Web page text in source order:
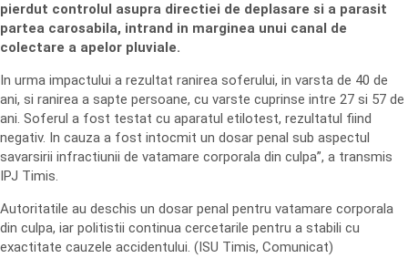
pierdut controlul asupra directiei de deplasare si a parasit
partea carosabila, intrand in marginea unui canal de
colectare a apelor pluviale.
In urma impactului a rezultat ranirea soferului, in varsta de 40 de
ani, si ranirea a sapte persoane, cu varste cuprinse intre 27 si 57 de
ani. Soferul a fost testat cu aparatul etilotest, rezultatul fiind
negativ. In cauza a fost intocmit un dosar penal sub aspectul
savarsirii infractiunii de vatamare corporala din culpa”, a transmis
IPJ Timis.
Autoritatile au deschis un dosar penal pentru vatamare corporala
din culpa, iar politistii continua cercetarile pentru a stabili cu
exactitate cauzele accidentului. (ISU Timis, Comunicat)